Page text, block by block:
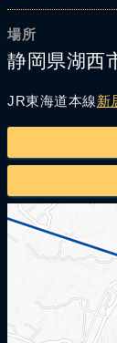
場所
静岡県湖西
JR東海道本線新